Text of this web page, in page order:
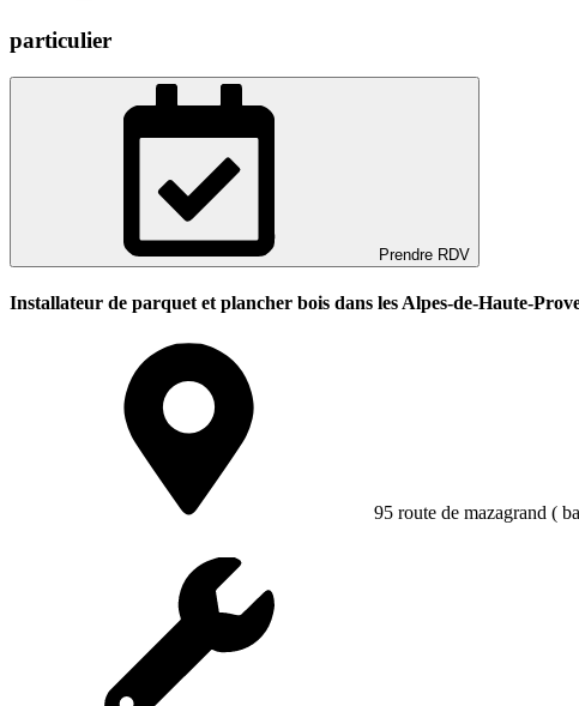
particulier
Prendre RDV
Installateur de parquet et plancher bois dans les Alpes-de-Haute-
95 route de mazagrand (